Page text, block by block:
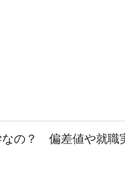
なの？ 偏差値や就職